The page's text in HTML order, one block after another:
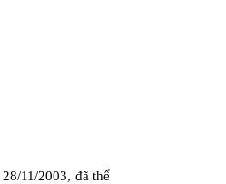
28/11/2003, đã thể